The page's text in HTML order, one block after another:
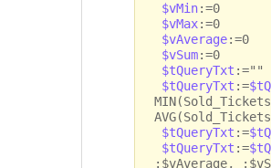
$vMin:=0
$vMax:=0
$vAverage:=0
$vSum:=0
$tQueryTxt :=""
$tQueryTxt :=
$tQueryTxt :=
$tQueryTxt :=
:$vAverage,